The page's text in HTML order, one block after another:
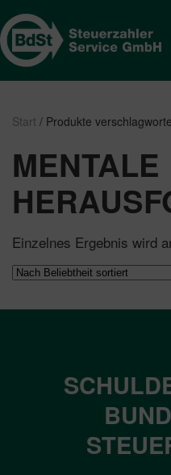
Start / Produkte
MENTALE
Einzelnes Ergebnis wird